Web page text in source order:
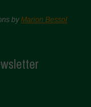
byMarion Bessol